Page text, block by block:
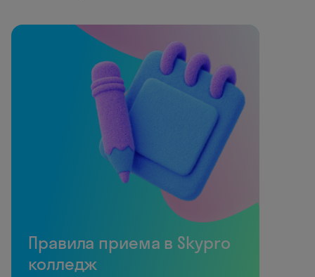
Правила приема в Skypro
колледж